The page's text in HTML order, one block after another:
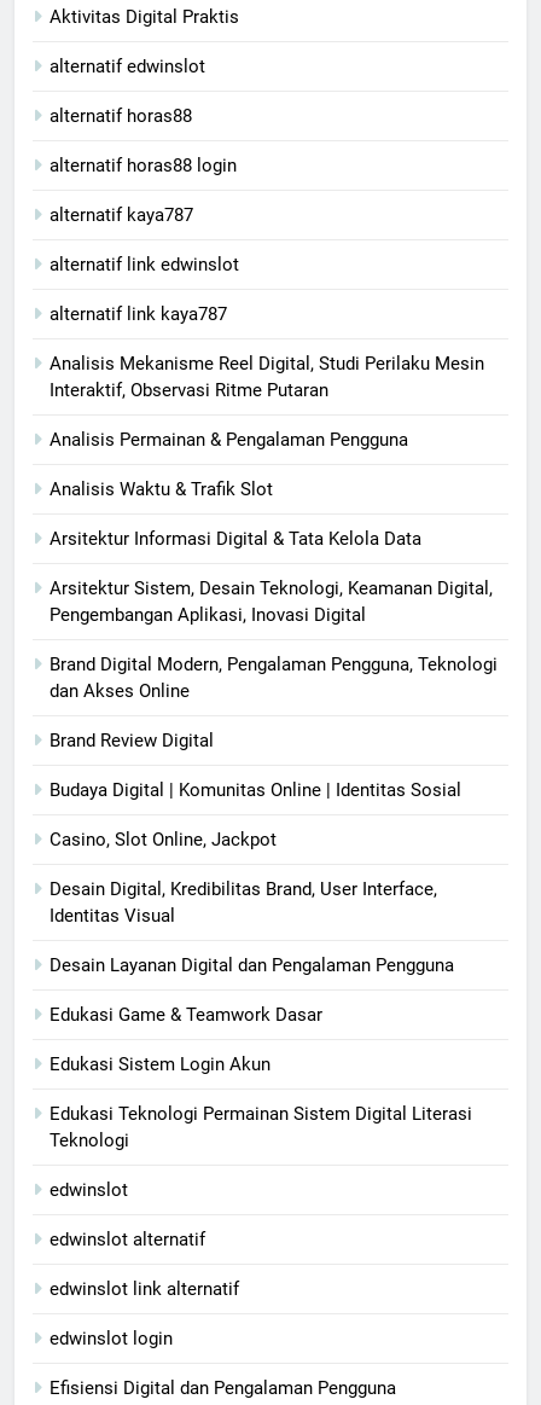
Aktivitas Digital Praktis
alternatif edwinslot
alternatif horas88
alternatif horas88 login
alternatif kaya787
alternatif link edwinslot
alternatif link kaya787
Analisis Mekanisme Reel Digital, Studi Perilaku Mesin
Interaktif, Observasi Ritme Putaran
Analisis Permainan & Pengalaman Pengguna
Analisis Waktu & Trafik Slot
Arsitektur Informasi Digital & Tata Kelola Data
Arsitektur Sistem, Desain Teknologi, Keamanan Digital,
Pengembangan Aplikasi, Inovasi Digital
Brand Digital Modern, Pengalaman Pengguna, Teknologi
dan Akses Online
Brand Review Digital
Budaya Digital | Komunitas Online | Identitas Sosial
Casino, Slot Online, Jackpot
Desain Digital, Kredibilitas Brand, User Interface,
Identitas Visual
Desain Layanan Digital dan Pengalaman Pengguna
Edukasi Game & Teamwork Dasar
Edukasi Sistem Login Akun
Edukasi Teknologi Permainan Sistem Digital Literasi
Teknologi
edwinslot
edwinslot alternatif
edwinslot link alternatif
edwinslot login
Efisiensi Digital dan Pengalaman Pengguna